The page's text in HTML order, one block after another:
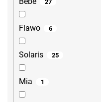
27
Flawo 6
Solaris 25
Mia 1